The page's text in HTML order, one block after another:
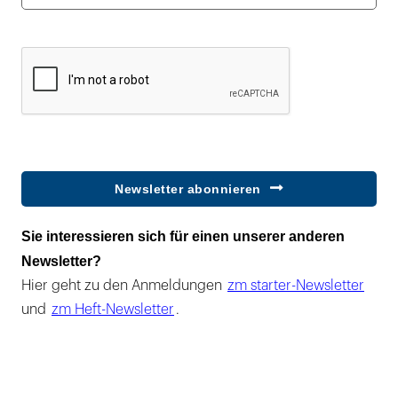
Newsletter abonnieren
Sie interessieren sich für einen unserer anderen
Newsletter?
Hier geht zu den Anmeldungen zm starter-Newsletter
und zm Heft-Newsletter .